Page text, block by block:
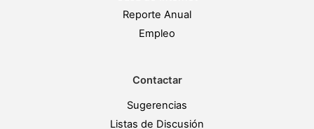
Reporte Anual
Empleo
Contactar
Sugerencias
Listas de Discusión